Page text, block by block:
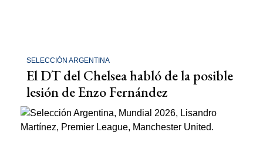
SELECCIÓN ARGENTINA
El DT del Chelsea habló de la posible
lesión de Enzo Fernández